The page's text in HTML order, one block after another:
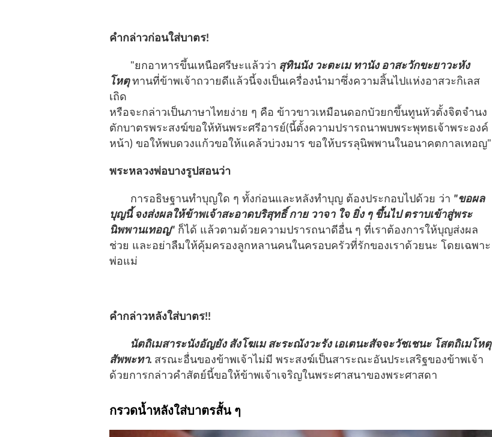
คำกล่าวก่อนใส่บาตร!
"ยกอาหารขึ้นเหนือศรีษะแล้วว่า สุทินนัง วะตะเม ทานัง อาสะวักขะยาวะหัง
โหตุทานที่ข้าพเจ้าถวายดีแล้วนี้จงเป็นเครื่องนำมาซึ่งความสิ้นไปแห่งอาสวะกิเลส
เถิด
หรือจะกล่าวเป็นภาษาไทยง่าย ๆ คือ ข้าวขาวเหมือนดอกบัวยกขึ้นทูนหัวตั้งจิตจำนง
ตักบาตรพระสงฆ์ขอให้ทันพระศรีอารย์(นี้ตั้งความปรารถนาพบพระพุทธเจ้าพระองค์
หน้า) ขอให้พบดวงแก้วขอให้แคล้วบ่วงมาร ขอให้บรรลุนิพพานในอนาคตกาลเทอญ"
พระหลวงพ่อบางรูปสอนว่า
การอธิษฐานทำบุญใด ๆ ทั้งก่อนและหลังทำบุญ ต้องประกอบไปด้วย ว่า "ขอผล
บุญนี้ จงส่งผลให้ข้าพเจ้าสะอาดบริสุทธิ์ กาย วาจา ใจ ยิ่ง ๆ ขึ้นไป ตราบเข้าสู่พระ
นิพพานเทอญ" ก็ได้ แล้วตามด้วยความปรารถนาดีอื่น ๆ ที่เราต้องการให้บุญส่งผล
ช่วย และอย่าลืมให้คุ้มครองลูกหลานคนในครอบครัวที่รักของเราด้วยนะ โดยเฉพาะ
พ่อแม่
คำกล่าวหลังใส่บาตร!!
นัตถิเมสาระนังอัญยัง สังโฆเม สะระณังวะรัง เอเตนะสัจจะวัชเชนะ โสตถิเมโหตุ
สัพพะทา. สรณะอื่นของข้าพเจ้าไม่มี พระสงฆ์เป็นสาระณะอันประเสริฐของข้าพเจ้า
ด้วยการกล่าวคำสัตย์นี้ขอให้ข้าพเจ้าเจริญในพระศาสนาของพระศาสดา
กรวดน้ำหลังใส่บาตรสั้น ๆ